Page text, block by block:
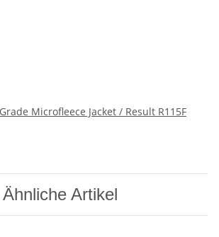
Microfleece Jacket / Result R115F
Ähnliche Artikel